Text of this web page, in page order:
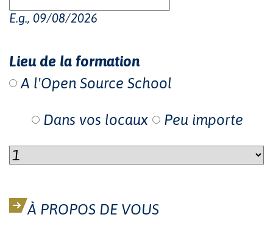
E.g., 09/08/2026
Lieu de la formation
A l'Open Source School
Dans vos locaux Peu importe
À PROPOS DE VOUS